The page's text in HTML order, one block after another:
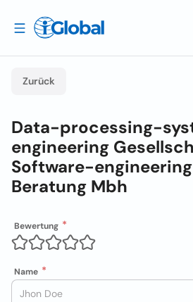
Zurück
Data-processing-
engineering
Software-
Beratung Mbh
Bewertung
Name